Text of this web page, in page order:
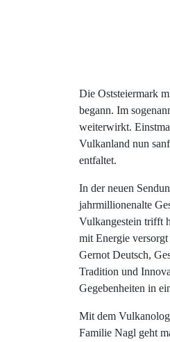
Die Oststeiermark
begann. Im
weiterwirkt.
Vulkanland nun
entfaltet.
In der neuen
jahrmillionenalte
Vulkangestein trifft
mit Energie
Gernot Deutsch,
Tradition und
Gegebenheiten in
Mit dem
Familie Nagl geht